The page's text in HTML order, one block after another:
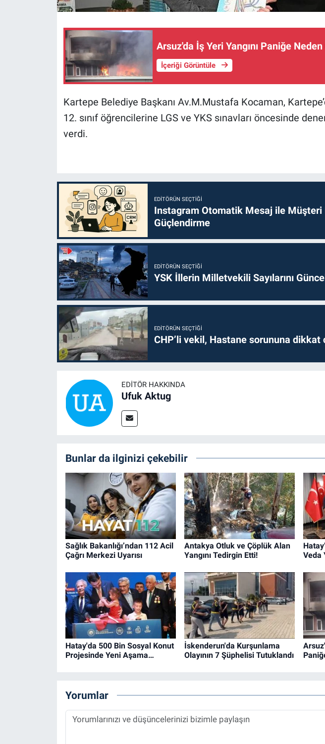
Arsuz'da İş Yeri Yangını Paniğe
İçeriği Görüntüle
Kartepe Belediye Başkanı Av.M.Mustafa Kocaman,
12. sınıf öğrencilerine LGS ve YKS sınavları öncesinde
verdi.
EDITÖRÜN SEÇTIĞI
Instagram Otomatik Mesaj ile
Güçlendirme
EDITÖRÜN SEÇTIĞI
YSK İllerin Milletvekili Sayılarını
EDITÖRÜN SEÇTIĞI
CHP’li vekil, Hastane sorununa dikkat
EDITÖR HAKKINDA
Ufuk Aktug
Bunlar da ilginizi çekebilir
Sağlık Bakanlığı’ndan 112 Acil
Çağrı Merkezi Uyarısı
Antakya Otluk ve Çöplük Alan
Yangını Tedirgin Etti!
Veda
Hatay'da 500 Bin Sosyal Konut
Projesinde Yeni Aşama…
İskenderun'da Kurşunlama
Olayının 7 Şüphelisi Tutuklandı
Yorumlar